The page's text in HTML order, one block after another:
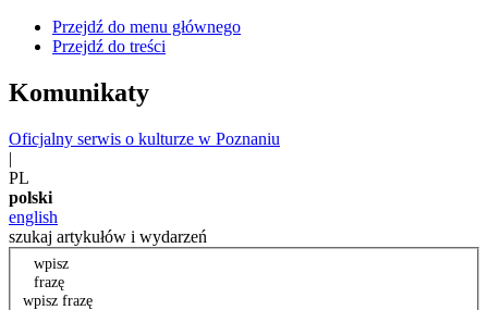
Przejdź do menu głównego
Przejdź do treści
Komunikaty
Oficjalny serwis o kulturze w Poznaniu
|
PL
polski
english
szukaj artykułów i wydarzeń
wpisz
frazę
wpisz frazę